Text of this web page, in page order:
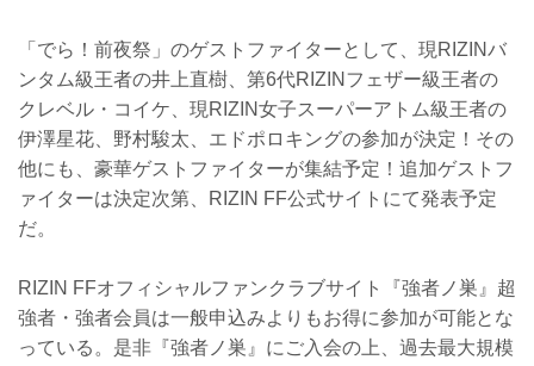
「でら！前夜祭」のゲストファイターとして、現RIZINバ
ンタム級王者の井上直樹、第6代RIZINフェザー級王者の
クレベル・コイケ、現RIZIN女子スーパーアトム級王者の
伊澤星花、野村駿太、エドポロキングの参加が決定！その
他にも、豪華ゲストファイターが集結予定！追加ゲストフ
ァイターは決定次第、RIZIN FF公式サイトにて発表予定
だ。
RIZIN FFオフィシャルファンクラブサイト『強者ノ巣』超
強者・強者会員は一般申込みよりもお得に参加が可能とな
っている。是非『強者ノ巣』にご入会の上、過去最大規模